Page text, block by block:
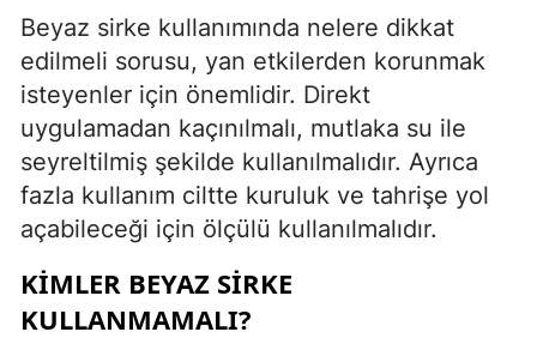
Beyaz sirke kullanımında nelere dikkat
edilmeli sorusu, yan etkilerden korunmak
isteyenler için önemlidir. Direkt
uygulamadan kaçınılmalı, mutlaka su ile
seyreltilmiş şekilde kullanılmalıdır. Ayrıca
fazla kullanım ciltte kuruluk ve tahrişe yol
açabileceği için ölçülü kullanılmalıdır.
KIMLER BEYAZ SIRKE
KULLANMAMALI?